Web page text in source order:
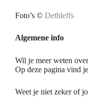
Foto’s © Dethleffs
Algemene info
Wil je meer weten
Op deze pagina vind
Weet je niet zeker of